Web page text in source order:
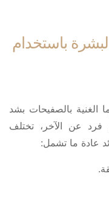
باستخدام
الغنية بالصفيحات بشد
فرد عن الآخر، تختلف
عادة ما تشمل: